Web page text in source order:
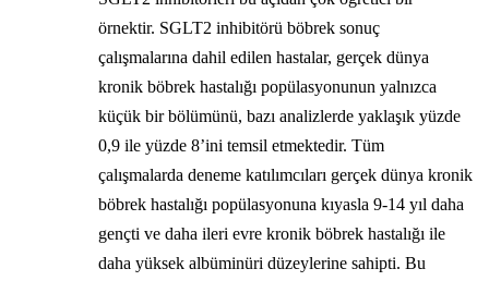
örnektir. SGLT2 inhibitörü böbrek sonuç
çalışmalarına dahil edilen hastalar, gerçek dünya
kronik böbrek hastalığı popülasyonunun yalnızca
küçük bir bölümünü, bazı analizlerde yaklaşık yüzde
0,9 ile yüzde 8’ini temsil etmektedir. Tüm
çalışmalarda deneme katılımcıları gerçek dünya kronik
böbrek hastalığı popülasyonuna kıyasla 9-14 yıl daha
gençti ve daha ileri evre kronik böbrek hastalığı ile
daha yüksek albüminüri düzeylerine sahipti. Bu